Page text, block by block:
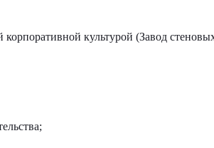
культурой (Завод